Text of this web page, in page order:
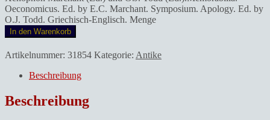
Oeconomicus. Ed. by E.C. Marchant. Symposium. Apology. Ed. by
O.J. Todd. Griechisch-Englisch. Menge
In den Warenkorb
Artikelnummer: 31854 Kategorie: Antike
Beschreibung
Beschreibung